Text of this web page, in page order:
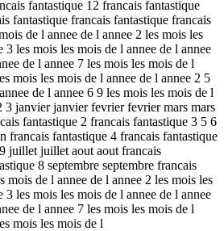
fantastique 12 francais fantastique
fantastique francais fantastique francais
de l annee de l annee 2 les mois les
3 les mois les mois de l annee de l annee
de l annee 7 les mois les mois de l
mois les mois de l annee de l annee 2 5
de l annee 6 9 les mois les mois de l
3 janvier janvier fevrier fevrier mars mars
fantastique 2 francais fantastique 3 5 6
fantastique 4 francais fantastique
juillet juillet aout aout francais
8 septembre septembre francais
mois de l annee de l annee 2 les mois les
3 les mois les mois de l annee de l annee
de l annee 7 les mois les mois de l
mois les mois de l